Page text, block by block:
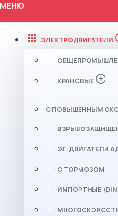
МЕНЮ
ЭЛЕКТРОДВИГАТЕЛИ
КРАНОВЫЕ
С ПОВЫШЕННЫМ
ЭЛ.ДВИГАТЕЛИ
С ТОРМОЗОМ
ИМПОРТНЫЕ